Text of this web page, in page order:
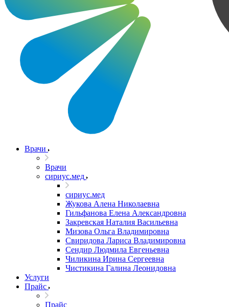
Врачи
Врачи
сириус.мед
сириус.мед
Жукова Алена Николаевна
Гильфанова Елена Александровна
Закревская Наталия Васильевна
Мизова Ольга Владимировна
Свиридова Лариса Владимировна
Сендир Людмила Евгеньевна
Чиликина Ирина Сергеевна
Чистикина Галина Леонидовна
Услуги
Прайс
Прайс